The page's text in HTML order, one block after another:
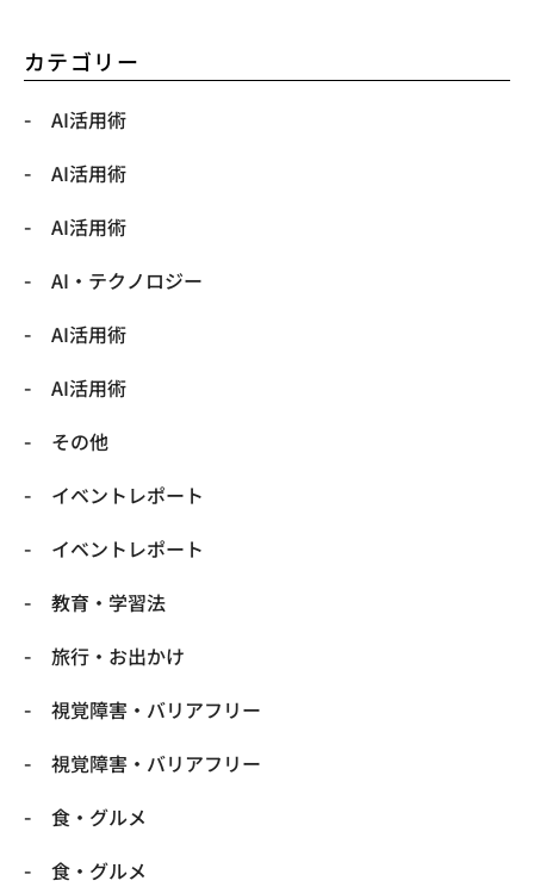
カテゴリー
AI活用術
AI活用術
AI活用術
​AI・テクノロジー
​AI活用術
​AI活用術
​その他
​イベントレポート
​イベントレポート
​教育・学習法
​旅行・お出かけ
​視覚障害・バリアフリー
​視覚障害・バリアフリー
​食・グルメ
​食・グルメ